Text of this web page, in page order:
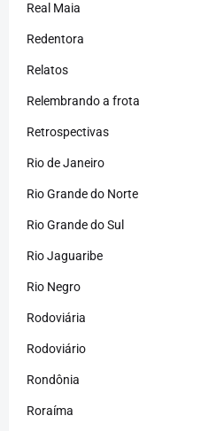
Real Maia
Redentora
Relatos
Relembrando a frota
Retrospectivas
Rio de Janeiro
Rio Grande do Norte
Rio Grande do Sul
Rio Jaguaribe
Rio Negro
Rodoviária
Rodoviário
Rondônia
Roraíma